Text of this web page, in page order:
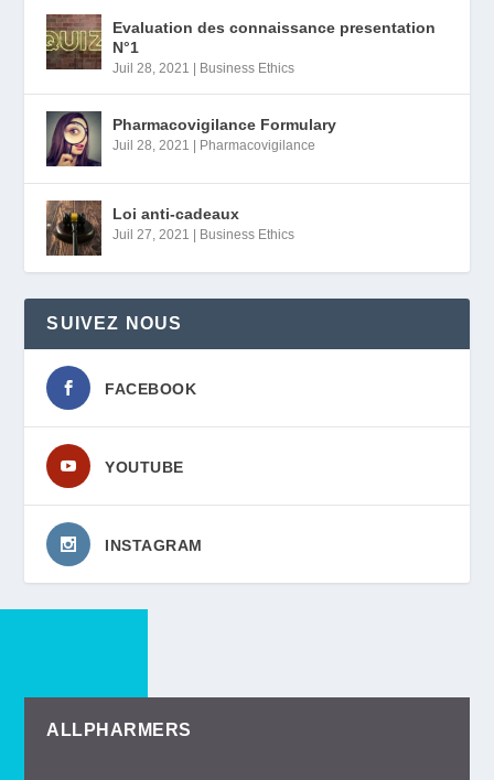
Evaluation des connaissance presentation
N°1
Juil 28, 2021 | Business Ethics
Pharmacovigilance Formulary
Juil 28, 2021 | Pharmacovigilance
Loi anti-cadeaux
Juil 27, 2021 | Business Ethics
SUIVEZ NOUS
FACEBOOK
YOUTUBE
INSTAGRAM
ALLPHARMERS